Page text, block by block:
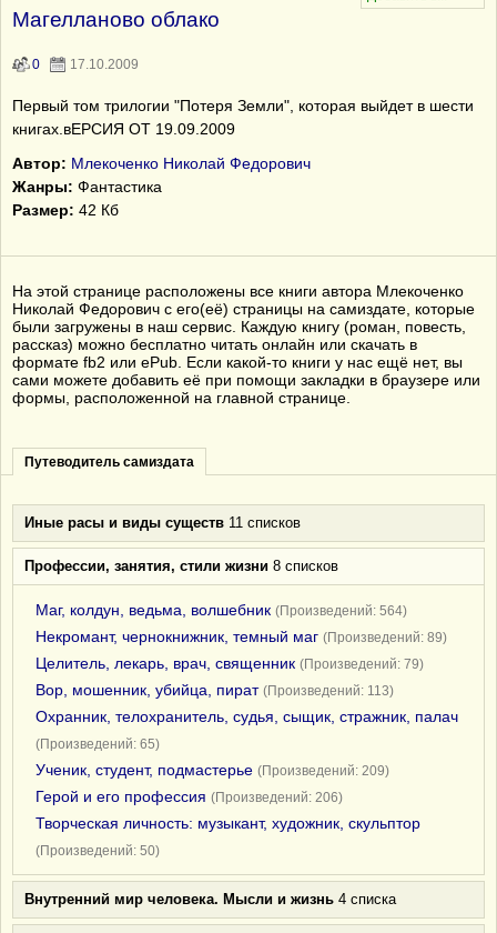
Магелланово облако
0 17.10.2009
Первый том трилогии "Потеря Земли", которая выйдет в шести
книгах.вЕРСИЯ ОТ 19.09.2009
Автор: Млекоченко Николай Федорович
Жанры: Фантастика
Размер: 42 Кб
На этой странице расположены все книги автора Млекоченко
Николай Федорович с его(её) страницы на самиздате, которые
были загружены в наш сервис. Каждую книгу (роман, повесть,
рассказ) можно бесплатно читать онлайн или скачать в
формате fb2 или ePub. Если какой-то книги у нас ещё нет, вы
сами можете добавить её при помощи закладки в браузере или
формы, расположенной на главной странице.
Путеводитель самиздата
Иные расы и виды существ 11 списков
Профессии, занятия, стили жизни 8 списков
Маг, колдун, ведьма, волшебник (Произведений: 564)
Некромант, чернокнижник, темный маг (Произведений: 89)
Целитель, лекарь, врач, священник (Произведений: 79)
Вор, мошенник, убийца, пират (Произведений: 113)
Охранник, телохранитель, судья, сыщик, стражник, палач
(Произведений: 65)
Ученик, студент, подмастерье (Произведений: 209)
Герой и его профессия (Произведений: 206)
Творческая личность: музыкант, художник, скульптор
(Произведений: 50)
Внутренний мир человека. Мысли и жизнь 4 списка